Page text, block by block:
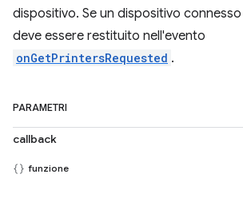
dispositivo. Se un dispositivo
deve essere restituito nell'evento
onGetPrintersRequested .
PARAMETRI
callback
funzione